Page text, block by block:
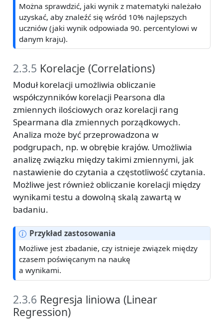
Można sprawdzić, jaki wynik z matematyki należało
uzyskać, aby znaleźć się wśród 10% najlepszych
uczniów (jaki wynik odpowiada 90. percentylowi w
danym kraju).
2.3.5 Korelacje (Correlations)
Moduł korelacji umożliwia obliczanie
współczynników korelacji Pearsona dla
zmiennych ilościowych oraz korelacji rang
Spearmana dla zmiennych porządkowych.
Analiza może być przeprowadzona w
podgrupach, np. w obrębie krajów. Umożliwia
analizę związku między takimi zmiennymi, jak
nastawienie do czytania a częstotliwość czytania.
Możliwe jest również obliczanie korelacji między
wynikami testu a dowolną skalą zawartą w
badaniu.
Przykład zastosowania
Możliwe jest zbadanie, czy istnieje związek między
czasem poświęcanym na naukę
a wynikami.
2.3.6 Regresja liniowa (Linear
Regression)